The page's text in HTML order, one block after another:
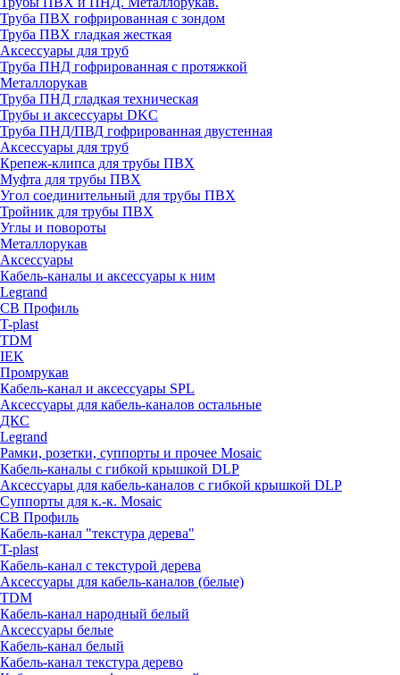
Труба ПВХ гофрированная с зондом
Труба ПВХ гладкая жесткая
Аксессуары для труб
Труба ПНД гофрированная с протяжкой
Металлорукав
Труба ПНД гладкая техническая
Трубы и аксессуары DKC
Труба ПНД/ПВД гофрированная двустенная
Аксессуары для труб
Крепеж-клипса для трубы ПВХ
Муфта для трубы ПВХ
Угол соединительный для трубы ПВХ
Тройник для трубы ПВХ
Углы и повороты
Металлорукав
Аксессуары
Кабель-каналы и аксессуары к ним
Legrand
СВ Профиль
T-plast
TDM
IEK
Промрукав
Кабель-канал и аксессуары SPL
Аксессуары для кабель-каналов остальные
ДКС
Legrand
Рамки, розетки, суппорты и прочее Mosaic
Кабель-каналы с гибкой крышкой DLP
Аксессуары для кабель-каналов с гибкой крышкой DLP
Суппорты для к.-к. Mosaic
СВ Профиль
Кабель-канал "текстура дерева"
T-plast
Кабель-канал с текстурой дерева
Аксессуары для кабель-каналов (белые)
TDM
Кабель-канал народный белый
Аксессуары белые
Кабель-канал белый
Кабель-канал текстура дерево